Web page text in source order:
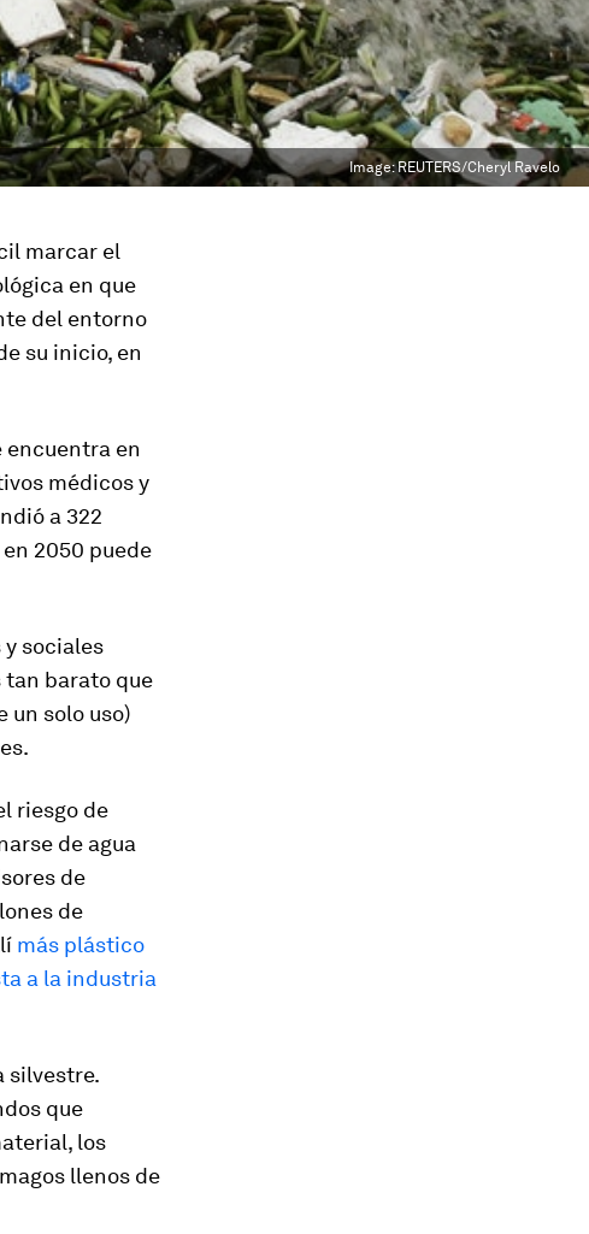
Image:REUTERS/Cheryl Ravelo
marcar el
en que
del entorno
su inicio, en
encuentra en
médicos y
a 322
2050 puede
sociales
tan barato que
un solo uso)
riesgo de
de agua
de
de
más plástico
a la industria
silvestre.
que
los
llenos de